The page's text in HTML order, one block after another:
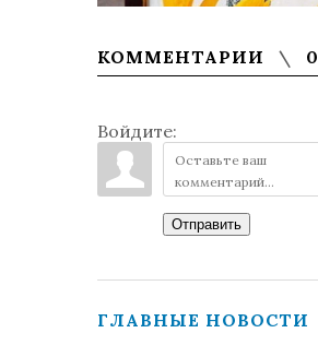
КОММЕНТАРИИ 0
Войдите:
Отправить
ГЛАВНЫЕ НОВОСТИ